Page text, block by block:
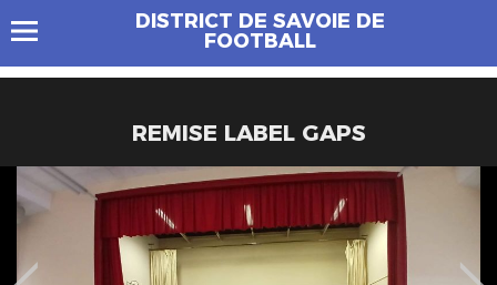
DISTRICT DE SAVOIE DE
FOOTBALL
REMISE LABEL GAPS